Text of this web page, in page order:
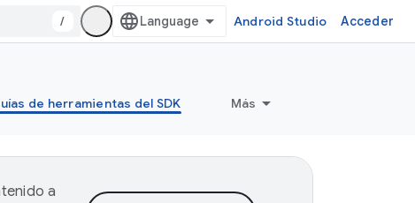
/ Android Studio Acceder
de herramientas del SDK Más
a